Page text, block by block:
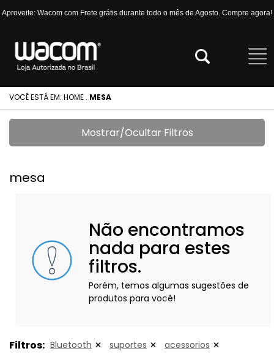
Aproveite: Wacom com Frete grátis durante todo o mês de Agosto. Compre agora!
VOCÊ ESTÁ EM: HOME . MESA
Mostrar/Ocultar Filtros
mesa
Não encontramos
nada para estes
filtros.
Porém, temos algumas sugestões de
produtos para você!
Filtros: Bluetooth suportes acessorios